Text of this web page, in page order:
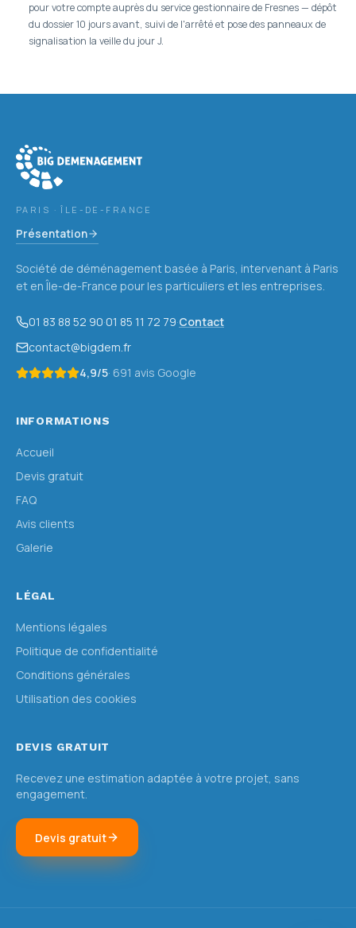
pour votre compte auprès du service gestionnaire de Fresnes — dépôt
du dossier 10 jours avant, suivi de l'arrêté et pose des panneaux de
signalisation la veille du jour J.
PARIS · ÎLE-DE-FRANCE
Présentation
Société de déménagement basée à Paris, intervenant à Paris
et en Île-de-France pour les particuliers et les entreprises.
01 83 88 52 90·01 85 11 72 79·Contact
contact@bigdem.fr
4,9/5· 691 avis Google
INFORMATIONS
Accueil
Devis gratuit
FAQ
Avis clients
Galerie
LÉGAL
Mentions légales
Politique de confidentialité
Conditions générales
Utilisation des cookies
DEVIS GRATUIT
Recevez une estimation adaptée à votre projet, sans
engagement.
Devis gratuit